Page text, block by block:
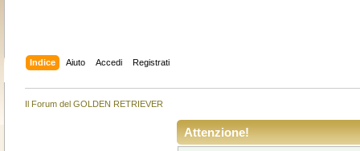
Indice Aiuto Accedi Registrati
Il Forum del GOLDEN RETRIEVER
Attenzione!